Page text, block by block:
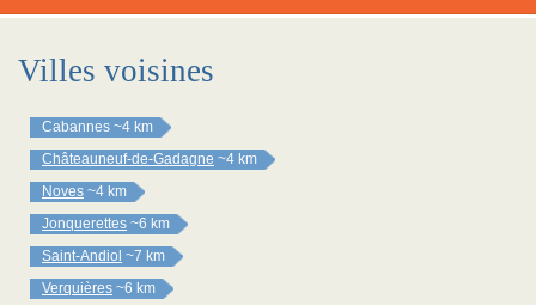
Villes voisines
Cabannes ~4 km
Châteauneuf-de-Gadagne ~4 km
Noves ~4 km
Jonquerettes ~6 km
Saint-Andiol ~7 km
Verquières ~6 km